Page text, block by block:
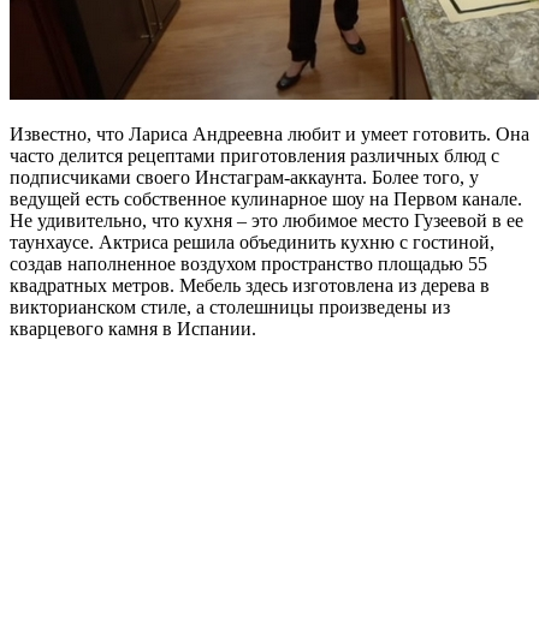
Известно, что Лариса Андреевна любит и умеет готовить. Она
часто делится рецептами приготовления различных блюд с
подписчиками своего Инстаграм-аккаунта. Более того, у
ведущей есть собственное кулинарное шоу на Первом канале.
Не удивительно, что кухня – это любимое место Гузеевой в ее
таунхаусе. Актриса решила объединить кухню с гостиной,
создав наполненное воздухом пространство площадью 55
квадратных метров. Мебель здесь изготовлена из дерева в
викторианском стиле, а столешницы произведены из
кварцевого камня в Испании.